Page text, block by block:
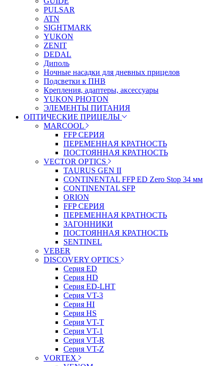
PULSAR
ATN
SIGHTMARK
YUKON
ZENIT
DEDAL
Диполь
Ночные насадки для дневных прицелов
Подсветки к ПНВ
Крепления, адаптеры, аксессуары
YUKON PHOTON
ЭЛЕМЕНТЫ ПИТАНИЯ
ОПТИЧЕСКИЕ ПРИЦЕЛЫ
MARCOOL
FFP СЕРИЯ
ПЕРЕМЕННАЯ КРАТНОСТЬ
ПОСТОЯННАЯ КРАТНОСТЬ
VECTOR OPTICS
TAURUS GEN II
CONTINENTAL FFP ED Zero Stop 34 мм
CONTINENTAL SFP
ORION
FFP СЕРИЯ
ПЕРЕМЕННАЯ КРАТНОСТЬ
ЗАГОННИКИ
ПОСТОЯННАЯ КРАТНОСТЬ
SENTINEL
VEBER
DISCOVERY OPTICS
Серия ED
Серия HD
Серия ED-LHT
Серия VT-3
Серия HI
Серия HS
Серия VT-T
Серия VT-1
Серия VT-R
Серия VT-Z
VORTEX